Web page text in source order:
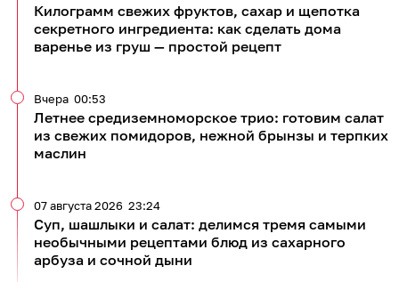
Килограмм свежих фруктов, сахар и щепотка
секретного ингредиента: как сделать дома
варенье из груш — простой рецепт
Летнее средиземноморское трио: готовим салат
из свежих помидоров, нежной брынзы и терпких
маслин
Вчера 00:53
Суп, шашлыки и салат: делимся тремя самыми
необычными рецептами блюд из сахарного
арбуза и сочной дыни
07 августа 2026 23:24